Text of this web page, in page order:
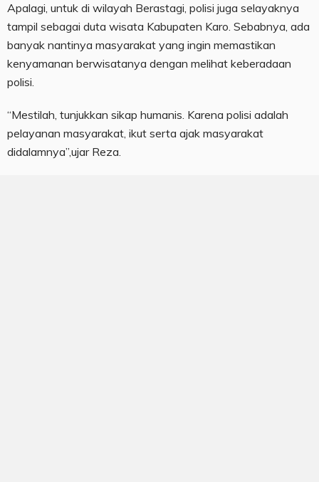
Apalagi, untuk di wilayah Berastagi, polisi juga selayaknya
tampil sebagai duta wisata Kabupaten Karo. Sebabnya, ada
banyak nantinya masyarakat yang ingin memastikan
kenyamanan berwisatanya dengan melihat keberadaan
polisi.
“Mestilah, tunjukkan sikap humanis. Karena polisi adalah
pelayanan masyarakat, ikut serta ajak masyarakat
didalamnya”,ujar Reza.